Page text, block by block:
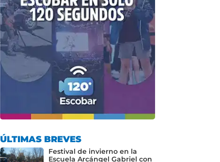
ÚLTIMAS BREVES
Festival de invierno en la
Escuela Arcángel Gabriel con